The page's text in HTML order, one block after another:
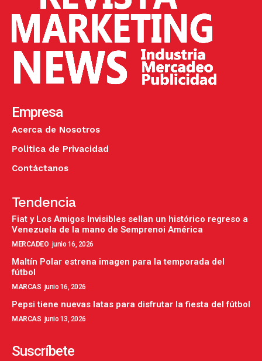
Empresa
Acerca de Nosotros
Politica de Privacidad
Contáctanos
Tendencia
Fiat y Los Amigos Invisibles sellan un histórico regreso a
Venezuela de la mano de Semprenoi América
MERCADEO junio 16, 2026
Maltín Polar estrena imagen para la temporada del
fútbol
MARCAS junio 16, 2026
Pepsi tiene nuevas latas para disfrutar la fiesta del fútbol
MARCAS junio 13, 2026
Suscríbete